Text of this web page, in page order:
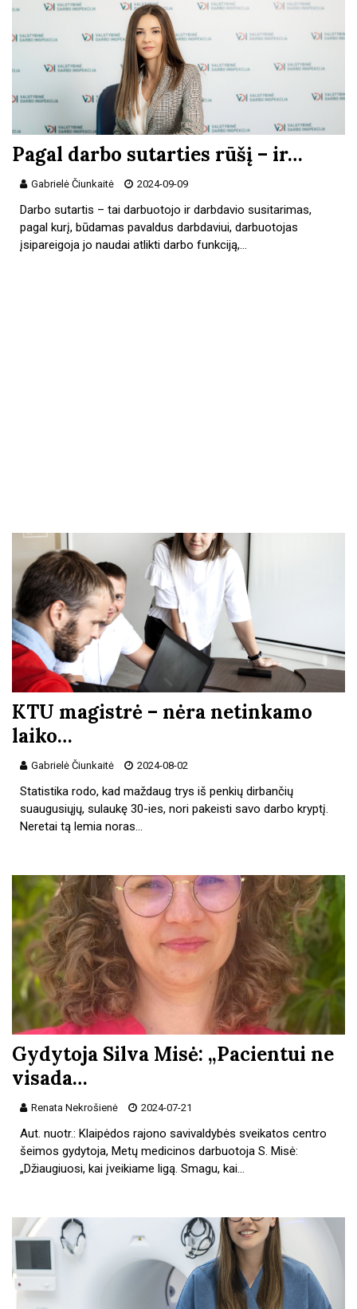
Pagal darbo sutarties rūšį – ir…
Gabrielė Čiunkaitė 2024-09-09
Darbo sutartis – tai darbuotojo ir darbdavio susitarimas,
pagal kurį, būdamas pavaldus darbdaviui, darbuotojas
įsipareigoja jo naudai atlikti darbo funkciją,…
KTU magistrė – nėra netinkamo
laiko…
Gabrielė Čiunkaitė 2024-08-02
Statistika rodo, kad maždaug trys iš penkių dirbančių
suaugusiųjų, sulaukę 30-ies, nori pakeisti savo darbo kryptį.
Neretai tą lemia noras…
Gydytoja Silva Misė: „Pacientui ne
visada…
Renata Nekrošienė 2024-07-21
Aut. nuotr.: Klaipėdos rajono savivaldybės sveikatos centro
šeimos gydytoja, Metų medicinos darbuotoja S. Misė:
„Džiaugiuosi, kai įveikiame ligą. Smagu, kai…